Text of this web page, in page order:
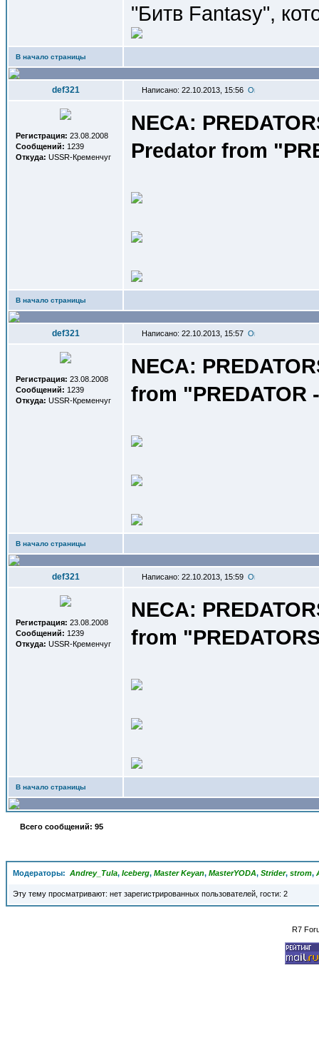
"Битв Fantasy",
В начало страницы
def321 Написано: 22.10.2013, 15:56
Регистрация: 23.08.2008
Сообщений: 1239
Откуда: USSR-Кременчуг
NECA:
Predator from
В начало страницы
def321 Написано: 22.10.2013, 15:57
Регистрация: 23.08.2008
Сообщений: 1239
Откуда: USSR-Кременчуг
NECA:
from "PREDATOR
В начало страницы
def321 Написано: 22.10.2013, 15:59
Регистрация: 23.08.2008
Сообщений: 1239
Откуда: USSR-Кременчуг
NECA:
from
В начало страницы
Всего сообщений: 95
Модераторы: Andrey_Tula, Iceberg, Master Keyan, MasterYODA, Strider, strom,
Эту тему просматривают: нет зарегистрированных пользователей, гости: 2
R7